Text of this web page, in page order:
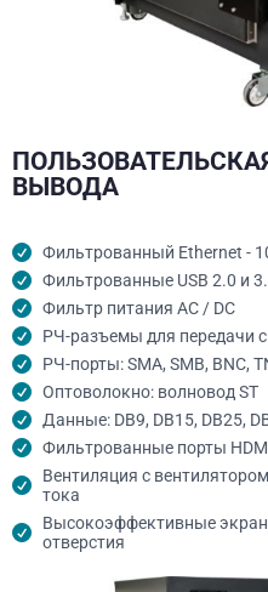
ВЫВОДА
Фильтрованный Ethernet -
Фильтрованные USB 2.0 и
Фильтр питания AC / DC
РЧ-разъемы для передачи
РЧ-порты: SMA, SMB, BNC,
Оптоволокно: волновод ST
Данные: DB9, DB15, DB25,
Фильтрованные порты
Вентиляция с
тока
Высокоэффективные
отверстия